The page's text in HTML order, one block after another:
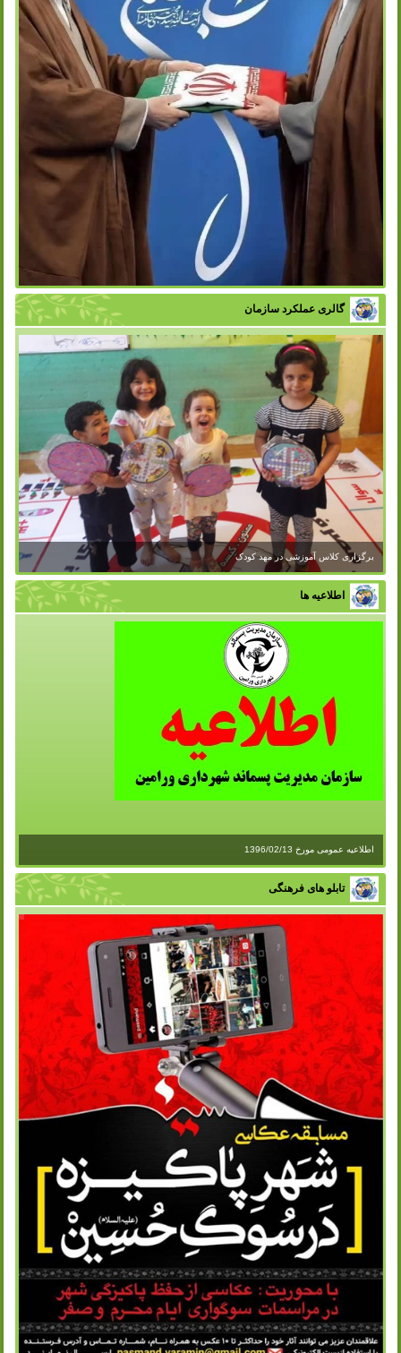
گالری عملکرد سازمان
برگزاری کلاس آموزشی در مهد کودک
اطلاعیه ها
اطلاعیه عمومی مورخ 1396/02/13
تابلو های فرهنگی